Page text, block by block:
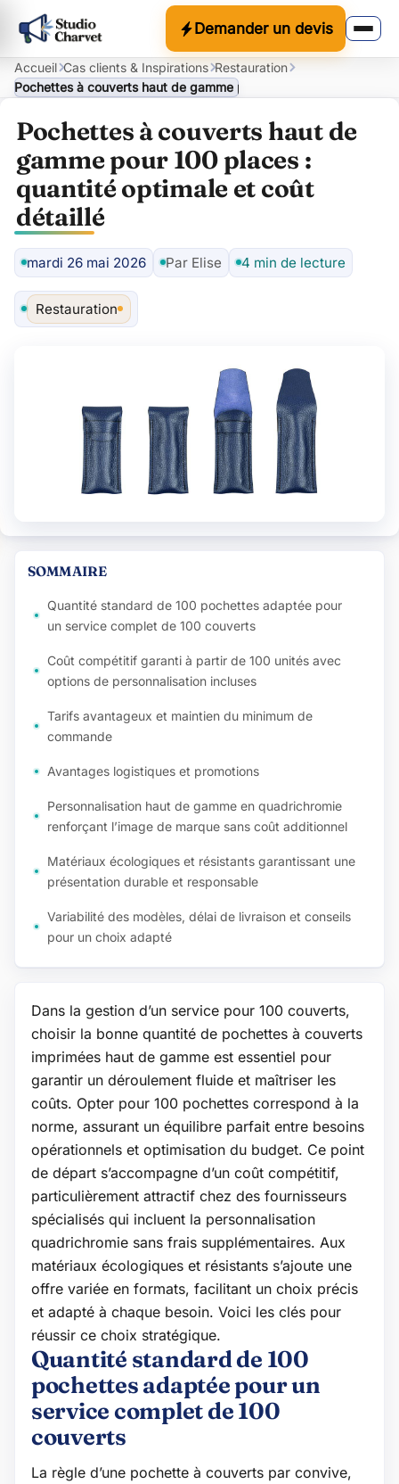
Demander un devis
Accueil Cas clients & Inspirations Restauration
Pochettes à couverts haut de gamme pour 100 places : quantité
Pochettes à couverts haut de
gamme pour 100 places :
quantité optimale et coût
détaillé
mardi 26 mai 2026
Auteur
Par Elise 4 min de lecture
Restauration
SOMMAIRE
Quantité standard de 100 pochettes adaptée pour
un service complet de 100 couverts
Coût compétitif garanti à partir de 100 unités avec
options de personnalisation incluses
Tarifs avantageux et maintien du minimum de
commande
Avantages logistiques et promotions
Personnalisation haut de gamme en quadrichromie
renforçant l’image de marque sans coût additionnel
Matériaux écologiques et résistants garantissant une
présentation durable et responsable
Variabilité des modèles, délai de livraison et conseils
pour un choix adapté
Dans la gestion d’un service pour 100 couverts,
choisir la bonne quantité de pochettes à couverts
imprimées haut de gamme est essentiel pour
garantir un déroulement fluide et maîtriser les
coûts. Opter pour 100 pochettes correspond à la
norme, assurant un équilibre parfait entre besoins
opérationnels et optimisation du budget. Ce point
de départ s’accompagne d’un coût compétitif,
particulièrement attractif chez des fournisseurs
spécialisés qui incluent la personnalisation
quadrichromie sans frais supplémentaires. Aux
matériaux écologiques et résistants s’ajoute une
offre variée en formats, facilitant un choix précis
et adapté à chaque besoin. Voici les clés pour
réussir ce choix stratégique.
Quantité standard de 100
pochettes adaptée pour un
service complet de 100
couverts
La règle d’une pochette à couverts par convive,